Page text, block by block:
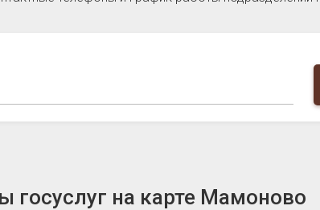
на карте Мамоново